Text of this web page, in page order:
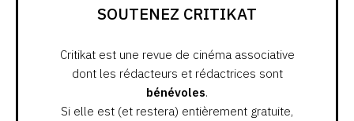
SOUTENEZ CRITIKAT
Critikat est une revue de cinéma associative
dont les rédacteurs et rédactrices sont
bénévoles.
Si elle est (et restera) entièrement gratuite,